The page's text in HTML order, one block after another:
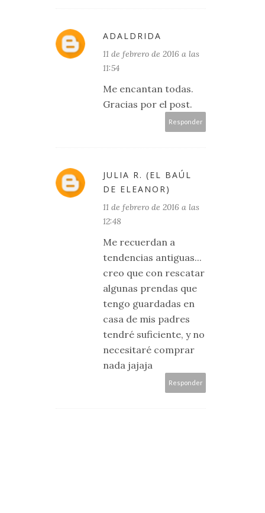
ADALDRIDA
11 de febrero de 2016 a las
11:54
Me encantan todas.
Gracias por el post.
Responder
JULIA R. (EL BAÚL
DE ELEANOR)
11 de febrero de 2016 a las
12:48
Me recuerdan a
tendencias antiguas...
creo que con rescatar
algunas prendas que
tengo guardadas en
casa de mis padres
tendré suficiente, y no
necesitaré comprar
nada jajaja
Responder